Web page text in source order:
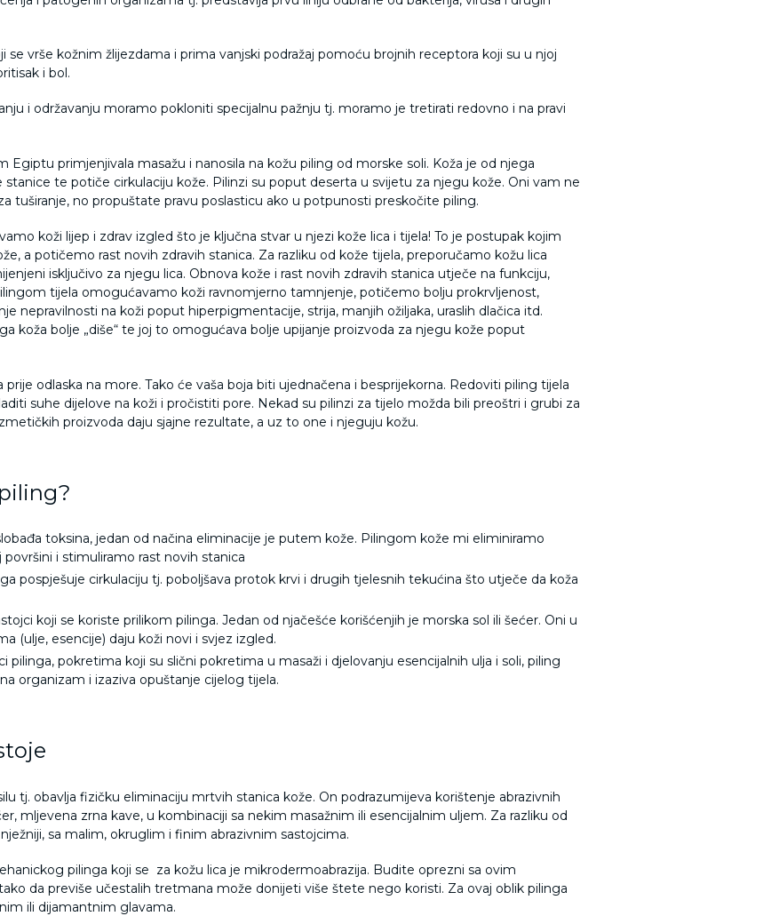
se vrše kožnim žlijezdama i prima vanjski podražaj pomoću brojnih receptora koji su u njoj
i bol.
i održavanju moramo pokloniti specijalnu pažnju tj. moramo je tretirati redovno i na pravi
Egiptu primjenjivala masažu i nanosila na kožu piling od morske soli. Koža je od njega
te potiče cirkulaciju kože. Pilinzi su poput deserta u svijetu za njegu kože. Oni vam ne
tuširanje, no propuštate pravu poslasticu ako u potpunosti preskočite piling.
koži lijep i zdrav izgled što je ključna stvar u njezi kože lica i tijela! To je postupak kojim
a potičemo rast novih zdravih stanica. Za razliku od kože tijela, preporučamo kožu lica
isključivo za njegu lica. Obnova kože i rast novih zdravih stanica utječe na funkciju,
tijela omogućavamo koži ravnomjerno tamnjenje, potičemo bolju prokrvljenost,
nepravilnosti na koži poput hiperpigmentacije, strija, manjih ožiljaka, uraslih dlačica itd.
koža bolje „diše“ te joj to omogućava bolje upijanje proizvoda za njegu kože poput
odlaska na more. Tako će vaša boja biti ujednačena i besprijekorna. Redoviti piling tijela
suhe dijelove na koži i pročistiti pore. Nekad su pilinzi za tijelo možda bili preoštri i grubi za
proizvoda daju sjajne rezultate, a uz to one i njeguju kožu.
toksina, jedan od načina eliminacije je putem kože. Pilingom kože mi eliminiramo
i stimuliramo rast novih stanica
pospješuje cirkulaciju tj. poboljšava protok krvi i drugih tjelesnih tekućina što utječe da koža
koji se koriste prilikom pilinga. Jedan od njačešće korišćenjih je morska sol ili šećer. Oni u
(ulje, esencije) daju koži novi i svjez izgled.
pilinga, pokretima koji su slični pokretima u masaži i djelovanju esencijalnih ulja i soli, piling
organizam i izaziva opuštanje cijelog tijela.
tj. obavlja fizičku eliminaciju mrtvih stanica kože. On podrazumijeva korištenje abrazivnih
mljevena zrna kave, u kombinaciji sa nekim masažnim ili esencijalnim uljem. Za razliku od
sa malim, okruglim i finim abrazivnim sastojcima.
pilinga koji se za kožu lica je mikrodermoabrazija. Budite oprezni sa ovim
da previše učestalih tretmana može donijeti više štete nego koristi. Za ovaj oblik pilinga
ili dijamantnim glavama.